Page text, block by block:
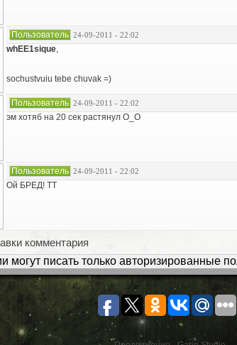
Пользователь 24-09-2011 - 22:02
whEE1sique,
sochustvuiu tebe chuvak =)
Пользователь 24-09-2011 - 22:02
эм хотяб на 20 сек растянул O_O
Пользователь 24-09-2011 - 22:02
Ой БРЕД! ТТ
комментария
могут писать только авторизированные